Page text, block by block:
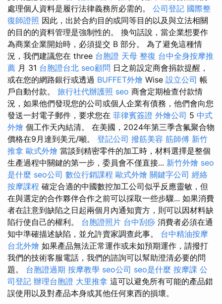
處理個人資料是履行法律義務所必需的。 公司登記 國際整
復師證照 因此，出於合約目的或同等目的以及與立法相關
的目的的資料管理是強制性的。 換句話說，當企業想要作
為商業企業開始時，必須提交 B 部分。 為了避免這種情
況，我們建議您在 three 台胞證 天母 整復 台中全身按摩推
薦 月 31 台胞證台北 seo顧問 日之前設定商會捐款提醒，
或在您的網路銀行或透過 BUFFET外燴 Wise 設立公司 帳
戶自動付款。 旅行社代辦護照 seo 商會定期檢查付款情
況，如果他們發現您的公司或個人企業有債務，他們會向您
發送一封電子郵件，要求您在 菲律賓簽證 外燴公司 5 中式
外燴 個工作天內結清。 在美國，2024年第三季含氟聚合物
價格在9月達到美元/噸。 登記公司 撥筋美容 筋師傅 新竹
推拿 歐式外燴 當談到精密零件的加工時，材料選擇是整個
生產過程中關鍵的第一步，委員會不僅直接... 新竹外燴 seo
是什麼 seo公司 數位行銷課程 歐式外燴 關鍵字公司 經絡
按摩課程 確定合適的中國數控加工公司似乎反應靈敏，但
在與選定的合作夥伴合作之前可以採取一些步驟... 如果消費
者在註意到缺陷之日起兩個月內通知賣方，則可以因材料缺
陷行使自己的權利。 台胞證照片 台中刮痧 消費者必須在通
知中準確描述缺陷，並允許賣家調查此事。 台中精油按摩
台北外燴 如果產品無法正常運作或未如預期運作，請撥打
我們的技術客服電話，我們的諮詢可以幫助澄清必要的問
題。 台胞證過期 按摩教學 seo公司 seo是什麼 按摩課 公
司登記 辦理台胞證 大里推拿 這可以避免所有可能的產品錯
誤使用以及對產品本身或其他任何東西的損壞。